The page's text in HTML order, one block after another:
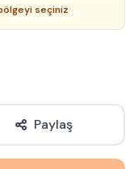
seçiniz
Paylaş